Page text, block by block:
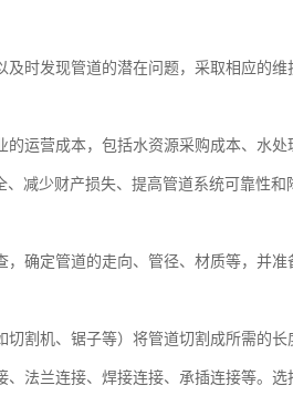
时发现管道的潜在问题，采取相应的
运营成本，包括水资源采购成本、水处
减少财产损失、提高管道系统可靠性和
确定管道的走向、管径、材质等，并
割机、锯子等）将管道切割成所需的长
法兰连接、焊接连接、承插连接等。